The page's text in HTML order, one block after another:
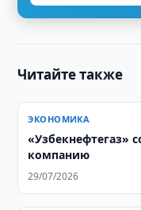
Читайте также
ЭКОНОМИКА
«Узбекнефтегаз»
компанию
29/07/2026